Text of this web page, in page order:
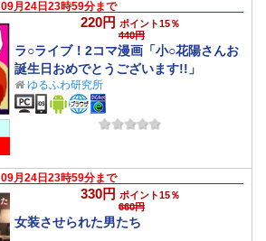
09月24日23時59分まで
220円 ポイント15％
440円
ラ○ライブ！2コマ漫画「小○花陽さんお
誕生日おめでとうございます!!」
ゆるふわ研究所
09月24日23時59分まで
330円 ポイント15％
660円
女装させられた男たち